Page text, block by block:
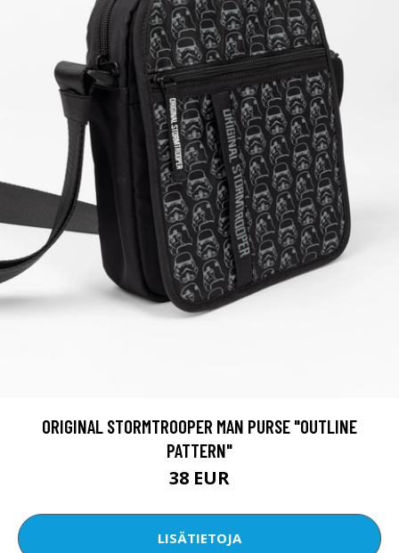
ORIGINAL STORMTROOPER MAN PURSE "OUTLINE
PATTERN"
38 EUR
LISÄTIETOJA